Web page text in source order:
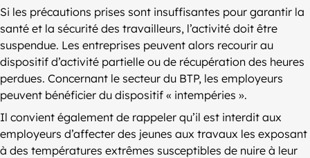
Si les précautions prises sont insuffisantes pour garantir la
santé et la sécurité des travailleurs, l’activité doit être
suspendue. Les entreprises peuvent alors recourir au
dispositif d’activité partielle ou de récupération des heures
perdues. Concernant le secteur du BTP, les employeurs
peuvent bénéficier du dispositif « intempéries ».
Il convient également de rappeler qu’il est interdit aux
employeurs d’affecter des jeunes aux travaux les exposant
à des températures extrêmes susceptibles de nuire à leur